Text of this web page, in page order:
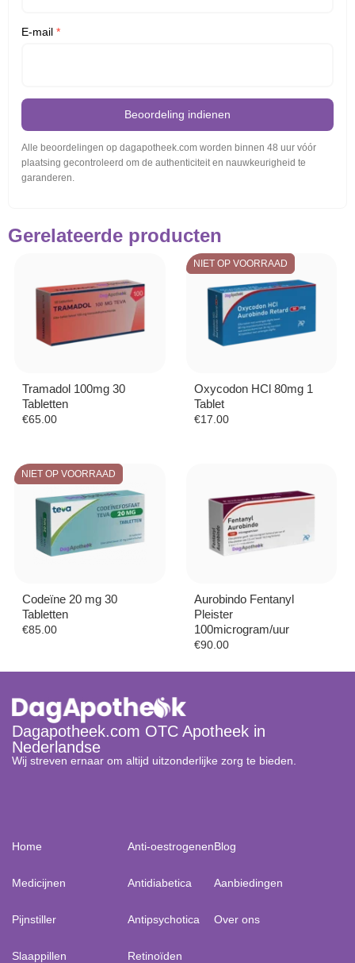
E-mail *
Beoordeling indienen
Alle beoordelingen op dagapotheek.com worden binnen 48 uur vóór
plaatsing gecontroleerd om de authenticiteit en nauwkeurigheid te
garanderen.
Gerelateerde producten
Tramadol 100mg 30
Tabletten
€65.00
NIET OP VOORRAAD
Oxycodon HCl 80mg 1
Tablet
€17.00
NIET OP VOORRAAD
Codeïne 20 mg 30
Tabletten
€85.00
Aurobindo Fentanyl
Pleister
100microgram/uur
€90.00
Dagapotheek.com OTC Apotheek in
Nederlandse
Wij streven ernaar om altijd uitzonderlijke zorg te bieden.
Home
Medicijnen
Pijnstiller
Slaappillen
Anti-oestrogenen
Antidiabetica
Antipsychotica
Retinoïden
Blog
Aanbiedingen
Over ons